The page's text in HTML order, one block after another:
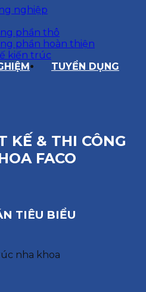
nghiệp
phần thô
phần hoàn thiện
kiến trúc
TUYỂN DỤNG
KẾ & THI CÔNG
FACO
TIÊU BIỂU